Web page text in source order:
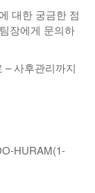
대한 궁금한 점
장에게 문의하
– 사후관리까지
HURAM(1-